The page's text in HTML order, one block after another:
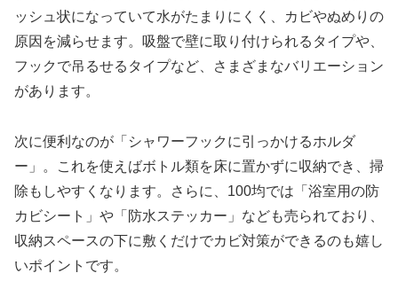
ッシュ状になっていて水がたまりにくく、カビやぬめりの
原因を減らせます。吸盤で壁に取り付けられるタイプや、
フックで吊るせるタイプなど、さまざまなバリエーション
があります。
次に便利なのが「シャワーフックに引っかけるホルダ
ー」。これを使えばボトル類を床に置かずに収納でき、掃
除もしやすくなります。さらに、100均では「浴室用の防
カビシート」や「防水ステッカー」なども売られており、
収納スペースの下に敷くだけでカビ対策ができるのも嬉し
いポイントです。